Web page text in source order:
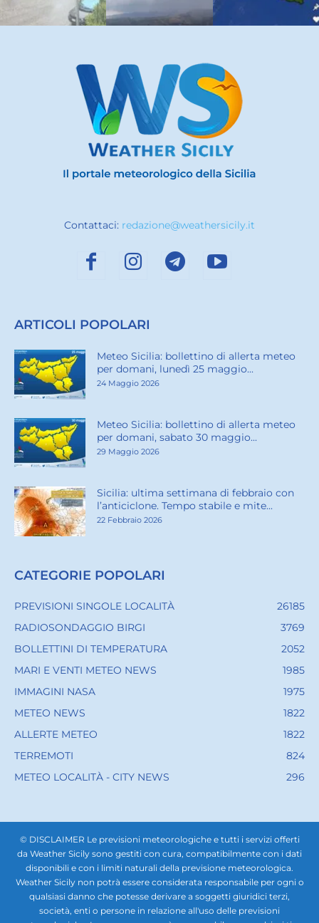
Contattaci: redazione@weathersicily.it
ARTICOLI POPOLARI
Meteo Sicilia: bollettino di allerta meteo
per domani, lunedì 25 maggio...
24 Maggio 2026
Meteo Sicilia: bollettino di allerta meteo
per domani, sabato 30 maggio...
29 Maggio 2026
Sicilia: ultima settimana di febbraio con
l’anticiclone. Tempo stabile e mite...
22 Febbraio 2026
CATEGORIE POPOLARI
PREVISIONI SINGOLE LOCALITÀ
26185
RADIOSONDAGGIO BIRGI
3769
BOLLETTINI DI TEMPERATURA
2052
MARI E VENTI METEO NEWS
1985
IMMAGINI NASA
1975
METEO NEWS
1822
ALLERTE METEO
1822
TERREMOTI
824
METEO LOCALITÀ - CITY NEWS
296
© DISCLAIMER Le previsioni meteorologiche e tutti i servizi offerti
da Weather Sicily sono gestiti con cura, compatibilmente con i dati
disponibili e con i limiti naturali della previsione meteorologica.
Weather Sicily non potrà essere considerata responsabile per ogni o
qualsiasi danno che potesse derivare a soggetti giuridici terzi,
società, enti o persone in relazione all'uso delle previsioni